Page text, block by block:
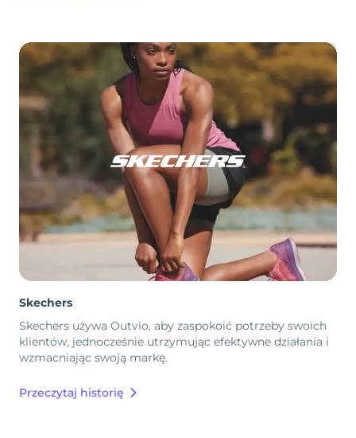
Skechers
Skechers używa Outvio, aby zaspokoić potrzeby swoich
klientów, jednocześnie utrzymując efektywne działania i
wzmacniając swoją markę.
Przeczytaj historię